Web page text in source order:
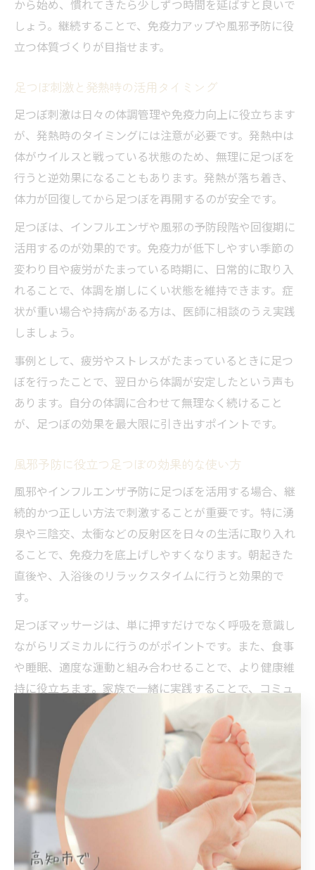
から始め、慣れてきたら少しずつ時間を延ばすと良いで
しょう。継続することで、免疫力アップや風邪予防に役
立つ体質づくりが目指せます。
足つぼ刺激と発熱時の活用タイミング
足つぼ刺激は日々の体調管理や免疫力向上に役立ちます
が、発熱時のタイミングには注意が必要です。発熱中は
体がウイルスと戦っている状態のため、無理に足つぼを
行うと逆効果になることもあります。発熱が落ち着き、
体力が回復してから足つぼを再開するのが安全です。
足つぼは、インフルエンザや風邪の予防段階や回復期に
活用するのが効果的です。免疫力が低下しやすい季節の
変わり目や疲労がたまっている時期に、日常的に取り入
れることで、体調を崩しにくい状態を維持できます。症
状が重い場合や持病がある方は、医師に相談のうえ実践
しましょう。
事例として、疲労やストレスがたまっているときに足つ
ぼを行ったことで、翌日から体調が安定したという声も
あります。自分の体調に合わせて無理なく続けること
が、足つぼの効果を最大限に引き出すポイントです。
風邪予防に役立つ足つぼの効果的な使い方
風邪やインフルエンザ予防に足つぼを活用する場合、継
続的かつ正しい方法で刺激することが重要です。特に湧
泉や三陰交、太衝などの反射区を日々の生活に取り入れ
ることで、免疫力を底上げしやすくなります。朝起きた
直後や、入浴後のリラックスタイムに行うと効果的で
す。
足つぼマッサージは、単に押すだけでなく呼吸を意識し
ながらリズミカルに行うのがポイントです。また、食事
や睡眠、適度な運動と組み合わせることで、より健康維
持に役立ちます。家族で一緒に実践することで、コミュ
ニケーションの時間にもなり、モチベーションアップに
もつながります。
注意点として、強い痛みや違和感を感じた場合は無理を
せず中止しましょう。足つぼはあくまでセルフケアの一
環であり、症状が続く場合は医療機関の受診をおすすめ
します。足つぼを日常的に取り入れることで、風邪やイ
ンフルエンザに負けない体づくりを目指しましょう。